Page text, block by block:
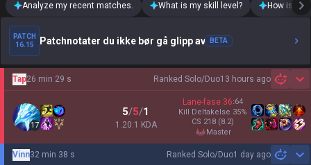
Analyze my recent matches. What is my skill level? How is my
PATCH
16.15
Patchnotater du ikke bør gå glipp av BETA
Ranked Solo/Duo13 hours ago
Tap26 min 29 s
17
5/5/1
1.20:1 KDA
Lane-fase 36:64
Kill Deltakelse 35%
CS 218 (8.2)
master
Ranked Solo/Duo1 day ago
Vinn32 min 38 s